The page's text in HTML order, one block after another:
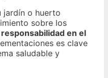
jardín o huerto
sobre los
responsabilidad en el
es clave
saludable y